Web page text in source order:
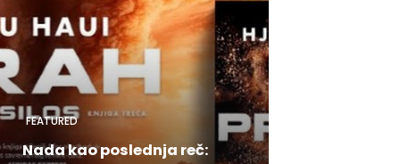
FEATURED
Nada kao poslednja reč: